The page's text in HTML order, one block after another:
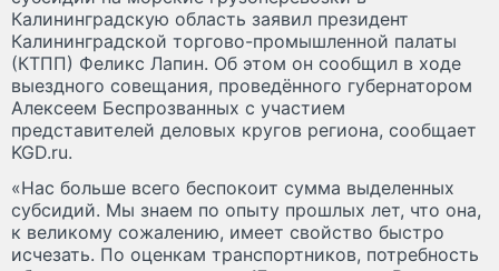
Калининградскую область заявил президент
Калининградской торгово-промышленной палаты
(КТПП) Феликс Лапин. Об этом он сообщил в ходе
выездного совещания, проведённого губернатором
Алексеем Беспрозванных с участием
представителей деловых кругов региона, сообщает
KGD.ru.
«Нас больше всего беспокоит сумма выделенных
субсидий. Мы знаем по опыту прошлых лет, что она,
к великому сожалению, имеет свойство быстро
исчезать. По оценкам транспортников, потребность